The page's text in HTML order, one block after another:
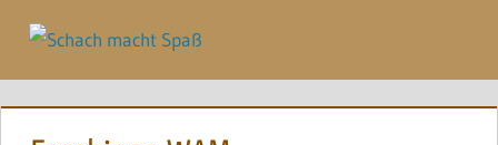
Inhalt
springen